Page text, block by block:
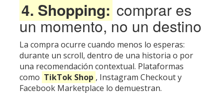
4. Shopping: comprar es
un momento, no un destino
La compra ocurre cuando menos lo esperas:
durante un scroll, dentro de una historia o por
una recomendación contextual. Plataformas
como TikTok Shop , Instagram Checkouty
Facebook Marketplace lo demuestran.